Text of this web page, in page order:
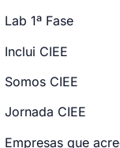
Lab 1ª Fase
Inclui CIEE
Somos CIEE
Jornada CIEE
Empresas que